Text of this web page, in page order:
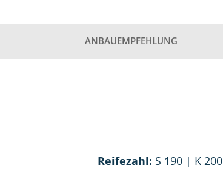
ANBAUEMPFEHLUNG
Reifezahl: S 190 | K 200